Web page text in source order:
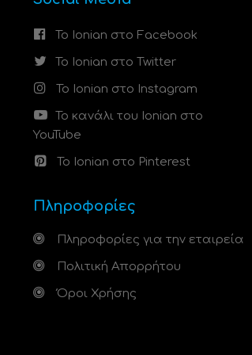
Το Ionian στο Facebook
Το Ionian στο Twitter
Το Ionian στο Instagram
Το κανάλι του Ionian στο
YouTube
Το Ionian στο Pinterest
Πληροφορίες
Πληροφορίες για την εταιρεία
Πολιτική Απορρήτου
Όροι Χρήσης